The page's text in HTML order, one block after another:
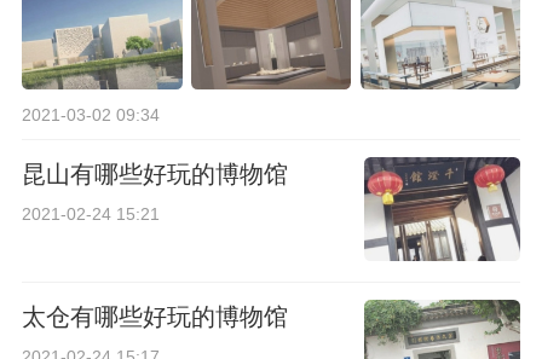
2021-03-02 09:34
昆山有哪些好玩的博物馆
2021-02-24 15:21
太仓有哪些好玩的博物馆